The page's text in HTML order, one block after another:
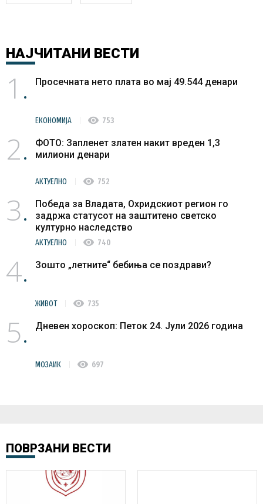
НАЈЧИТАНИ ВЕСТИ
1 Просечната нето плата во мај 49.544 денари
ЕКОНОМИЈА visibility 753
2
ФОТО: Запленет златен накит вреден 1,3
милиони денари
АКТУЕЛНО visibility 752
3
Победа за Владата, Охридскиот регион го
задржа статусот на заштитено светско
културно наследство
АКТУЕЛНО visibility 740
4 Зошто „летните“ бебиња се поздрави?
ЖИВОТ visibility 735
5 Дневен хороскоп: Петок 24. Јули 2026 година
МОЗАИК visibility 697
ПОВРЗАНИ ВЕСТИ